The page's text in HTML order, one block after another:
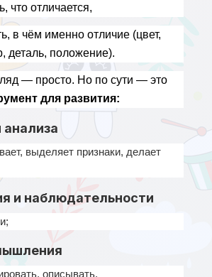
что отличается,
в чём именно отличие (цвет,
деталь, положение).
— просто. Но по сути — это
для развития:
анализа
выделяет признаки, делает
и наблюдательности
описывать,